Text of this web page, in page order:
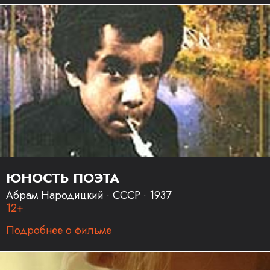
ЮНОСТЬ ПОЭТА
Абрам Народицкий · СССР · 1937
12+
Подробнее о фильме